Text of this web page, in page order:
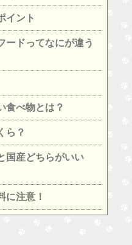
イント
ードってなにが違う
食べ物とは？
ら？
国産どちらがいい
に注意！